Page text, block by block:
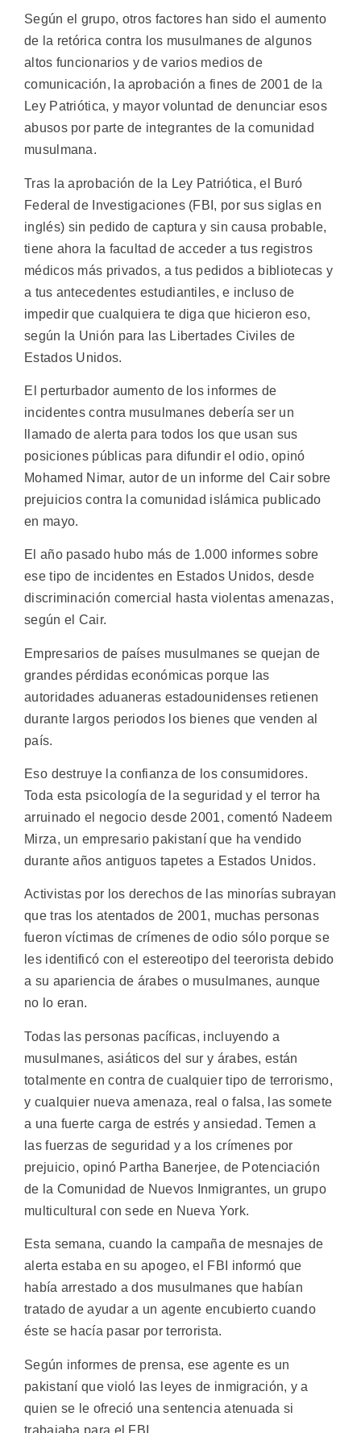
Según el grupo, otros factores han sido el aumento
de la retórica contra los musulmanes de algunos
altos funcionarios y de varios medios de
comunicación, la aprobación a fines de 2001 de la
Ley Patriótica, y mayor voluntad de denunciar esos
abusos por parte de integrantes de la comunidad
musulmana.
Tras la aprobación de la Ley Patriótica, el Buró
Federal de Investigaciones (FBI, por sus siglas en
inglés) sin pedido de captura y sin causa probable,
tiene ahora la facultad de acceder a tus registros
médicos más privados, a tus pedidos a bibliotecas y
a tus antecedentes estudiantiles, e incluso de
impedir que cualquiera te diga que hicieron eso,
según la Unión para las Libertades Civiles de
Estados Unidos.
El perturbador aumento de los informes de
incidentes contra musulmanes debería ser un
llamado de alerta para todos los que usan sus
posiciones públicas para difundir el odio, opinó
Mohamed Nimar, autor de un informe del Cair sobre
prejuicios contra la comunidad islámica publicado
en mayo.
El año pasado hubo más de 1.000 informes sobre
ese tipo de incidentes en Estados Unidos, desde
discriminación comercial hasta violentas amenazas,
según el Cair.
Empresarios de países musulmanes se quejan de
grandes pérdidas económicas porque las
autoridades aduaneras estadounidenses retienen
durante largos periodos los bienes que venden al
país.
Eso destruye la confianza de los consumidores.
Toda esta psicología de la seguridad y el terror ha
arruinado el negocio desde 2001, comentó Nadeem
Mirza, un empresario pakistaní que ha vendido
durante años antiguos tapetes a Estados Unidos.
Activistas por los derechos de las minorías subrayan
que tras los atentados de 2001, muchas personas
fueron víctimas de crímenes de odio sólo porque se
les identificó con el estereotipo del teerorista debido
a su apariencia de árabes o musulmanes, aunque
no lo eran.
Todas las personas pacíficas, incluyendo a
musulmanes, asiáticos del sur y árabes, están
totalmente en contra de cualquier tipo de terrorismo,
y cualquier nueva amenaza, real o falsa, las somete
a una fuerte carga de estrés y ansiedad. Temen a
las fuerzas de seguridad y a los crímenes por
prejuicio, opinó Partha Banerjee, de Potenciación
de la Comunidad de Nuevos Inmigrantes, un grupo
multicultural con sede en Nueva York.
Esta semana, cuando la campaña de mesnajes de
alerta estaba en su apogeo, el FBI informó que
había arrestado a dos musulmanes que habían
tratado de ayudar a un agente encubierto cuando
éste se hacía pasar por terrorista.
Según informes de prensa, ese agente es un
pakistaní que violó las leyes de inmigración, y a
quien se le ofreció una sentencia atenuada si
trabajaba para el FBI.